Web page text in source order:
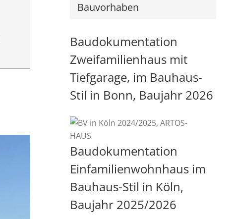
Bauvorhaben
Baudokumentation
Zweifamilienhaus mit
Tiefgarage, im Bauhaus-
Stil in Bonn, Baujahr 2026
Baudokumentation
Einfamilienwohnhaus im
Bauhaus-Stil in Köln,
Baujahr 2025/2026